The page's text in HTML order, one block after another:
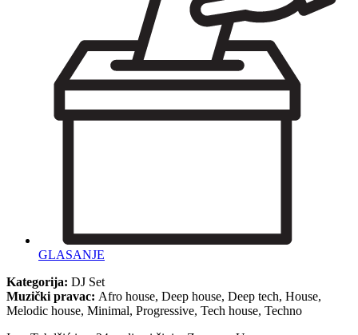
GLASANJE
Kategorija: DJ Set
Muzički pravac: Afro house, Deep house, Deep tech, House,
Melodic house, Minimal, Progressive, Tech house, Techno